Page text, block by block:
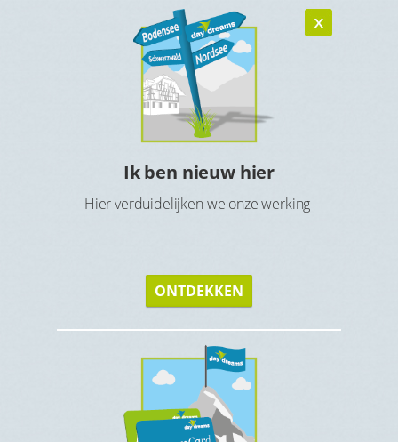
Ik ben nieuw hier
Hier verduidelijken we onze werking
ONTDEKKEN